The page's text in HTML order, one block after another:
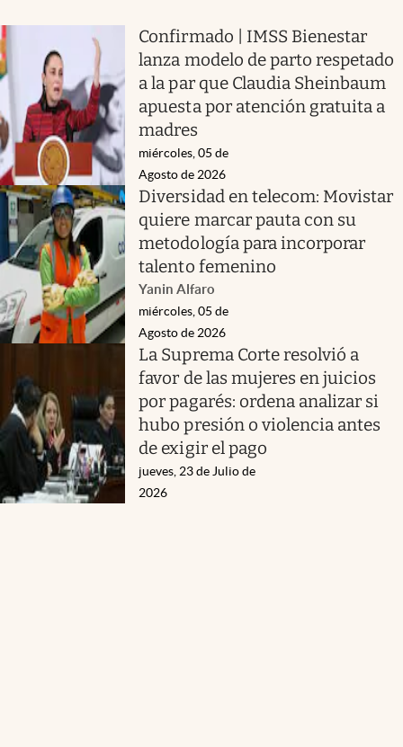
Confirmado | IMSS Bienestar
lanza modelo de parto respetado
a la par que Claudia Sheinbaum
apuesta por atención gratuita a
madres
miércoles, 05 de
Agosto de 2026
Diversidad en telecom: Movistar
quiere marcar pauta con su
metodología para incorporar
talento femenino
Yanin Alfaro
miércoles, 05 de
Agosto de 2026
La Suprema Corte resolvió a
favor de las mujeres en juicios
por pagarés: ordena analizar si
hubo presión o violencia antes
de exigir el pago
jueves, 23 de Julio de
2026